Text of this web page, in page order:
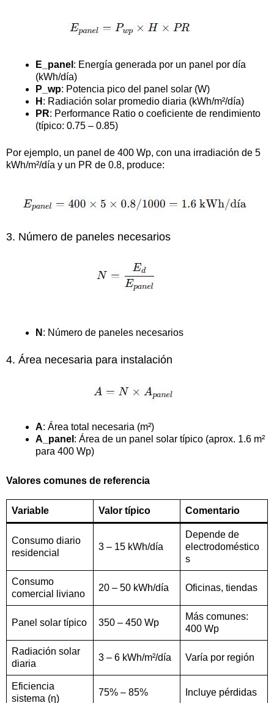
E_panel : Energía generada por un panel por día
(kWh/día)
P_wp: Potencia pico del panel solar (W)
H : Radiación solar promedio diaria (kWh/m²/día)
PR: Performance Ratio o coeficiente de rendimiento
(típico: 0.75 – 0.85)
Por ejemplo, un panel de 400 Wp, con una irradiación de 5
kWh/m²/día y un PR de 0.8, produce:
3. Número de paneles necesarios
N : Número de paneles necesarios
4. Área necesaria para instalación
A: Área total necesaria (m²)
A_panel : Área de un panel solar típico (aprox. 1.6 m²
para 400 Wp)
Valores comunes de referencia
Variable Valor típico Comentario
Consumo diario
residencial
3 – 15 kWh/día
Depende de
electrodoméstico
s
Consumo
comercial liviano
20 – 50 kWh/día Oficinas, tiendas
Panel solar típico 350 – 450 Wp
Más comunes:
400 Wp
Radiación solar
diaria
3 – 6 kWh/m²/día Varía por región
Eficiencia
sistema (η)
75% – 85% Incluye pérdidas